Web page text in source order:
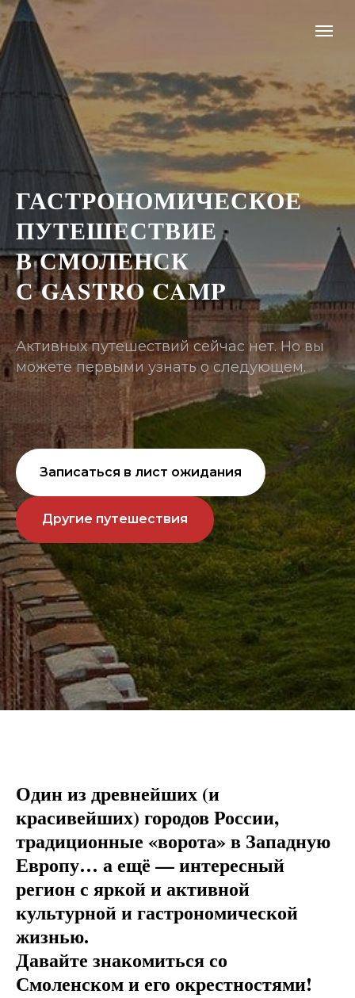
ГАСТРОНОМИЧЕСКОЕ
ПУТЕШЕСТВИЕ
В СМОЛЕНСК
С GASTRO CAMP
Активных путешествий сейчас нет. Но вы
можете первыми узнать о следующем.
Записаться в лист ожидания
Другие путешествия
Один из древнейших (и
красивейших) городов России,
традиционные «ворота» в Западную
Европу… а ещё — интересный
регион с яркой и активной
культурной и гастрономической
жизнью.
Давайте знакомиться со
Смоленском и его окрестностями!